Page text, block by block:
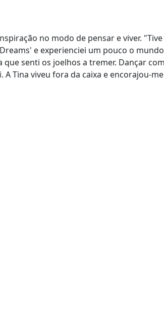
no modo de pensar e viver. "Tive
e experienciei um pouco o mundo
senti os joelhos a tremer. Dançar
Tina viveu fora da caixa e encorajou-